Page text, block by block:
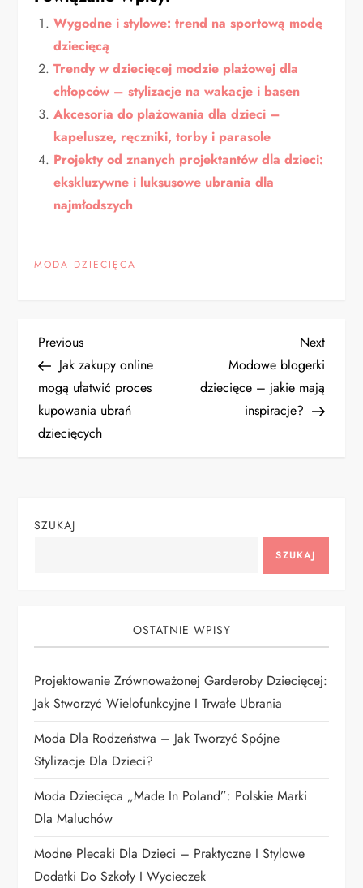
Wygodne i stylowe: trend na sportową modę
dziecięcą
Trendy w dziecięcej modzie plażowej dla
chłopców – stylizacje na wakacje i basen
Akcesoria do plażowania dla dzieci –
kapelusze, ręczniki, torby i parasole
Projekty od znanych projektantów dla dzieci:
ekskluzywne i luksusowe ubrania dla
najmłodszych
MODA DZIECIĘCA
N
a
w
a
a
w
p
i
s
u
Previous
Post
Previous
Jak zakupy online
mogą ułatwić proces
kupowania ubrań
dziecięcych
Next
Post
Next
Modowe blogerki
dziecięce – jakie mają
inspiracje?
SZUKAJ
SZUKAJ
OSTATNIE WPISY
Projektowanie Zrównoważonej Garderoby Dziecięcej:
Jak Stworzyć Wielofunkcyjne I Trwałe Ubrania
Moda Dla Rodzeństwa – Jak Tworzyć Spójne
Stylizacje Dla Dzieci?
Moda Dziecięca „Made In Poland”: Polskie Marki
Dla Maluchów
Modne Plecaki Dla Dzieci – Praktyczne I Stylowe
Dodatki Do Szkoły I Wycieczek